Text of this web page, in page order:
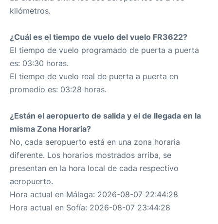
kilómetros.
¿Cuál es el tiempo de vuelo del vuelo FR3622?
El tiempo de vuelo programado de puerta a puerta
es: 03:30 horas.
El tiempo de vuelo real de puerta a puerta en
promedio es: 03:28 horas.
¿Están el aeropuerto de salida y el de llegada en la
misma Zona Horaria?
No, cada aeropuerto está en una zona horaria
diferente. Los horarios mostrados arriba, se
presentan en la hora local de cada respectivo
aeropuerto.
Hora actual en Málaga: 2026-08-07 22:44:28
Hora actual en Sofía: 2026-08-07 23:44:28